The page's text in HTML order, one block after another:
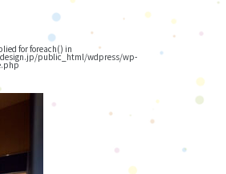
for foreach() in
public_html/wdpress/wp-